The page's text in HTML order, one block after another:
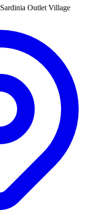
Sardinia Outlet Village